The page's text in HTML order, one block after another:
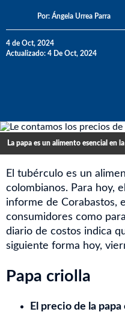
Por: Ángela Urrea Parra
4 de Oct, 2024
Actualizado: 4 De Oct, 2024
La papa es un alimento esencial en
El tubérculo es un
colombianos. Para hoy,
informe de Corabastos,
consumidores como
diario de costos indica
siguiente forma hoy,
Papa criolla
El precio de la